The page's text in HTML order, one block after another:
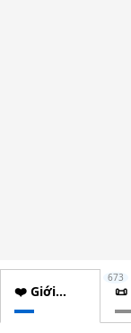
❤️ Giới
thiệu
📜
673